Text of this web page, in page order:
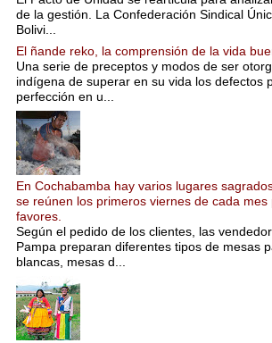
de la gestión. La Confederación Sindical
Bolivi...
El ñande reko, la comprensión de la vida
Una serie de preceptos y modos de ser
indígena de superar en su vida los defectos
perfección en u...
En Cochabamba hay varios lugares
se reúnen los primeros viernes de cada mes
favores.
Según el pedido de los clientes, las
Pampa preparan diferentes tipos de mesas
blancas, mesas d...